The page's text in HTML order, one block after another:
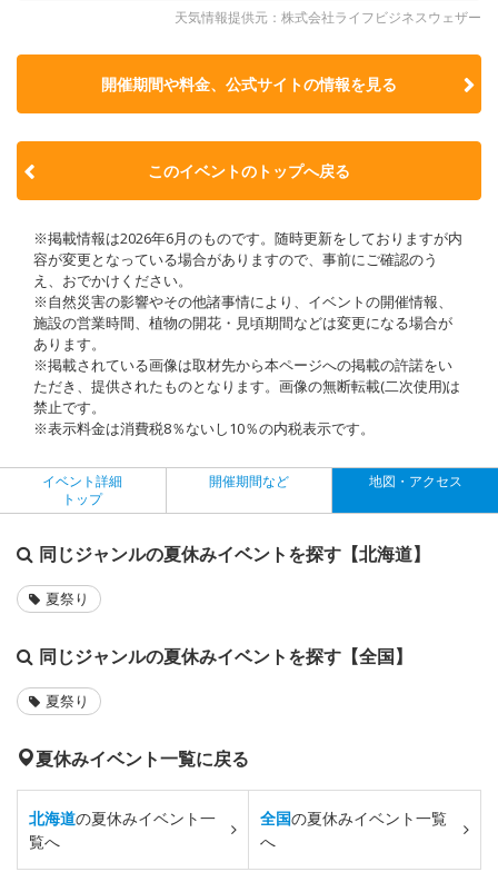
天気情報提供元：株式会社ライフビジネスウェザー
開催期間や料金、公式サイトの情報を見る
このイベントのトップへ戻る
※掲載情報は2026年6月のものです。随時更新をしておりますが内
容が変更となっている場合がありますので、事前にご確認のう
え、おでかけください。
※自然災害の影響やその他諸事情により、イベントの開催情報、
施設の営業時間、植物の開花・見頃期間などは変更になる場合が
あります。
※掲載されている画像は取材先から本ページへの掲載の許諾をい
ただき、提供されたものとなります。画像の無断転載(二次使用)は
禁止です。
※表示料金は消費税8％ないし10％の内税表示です。
イベント詳細
トップ
開催期間など 地図・アクセス
同じジャンルの夏休みイベントを探す【北海道】
夏祭り
同じジャンルの夏休みイベントを探す【全国】
夏祭り
夏休みイベント一覧に戻る
北海道の夏休みイベント一
覧へ
全国の夏休みイベント一覧
へ